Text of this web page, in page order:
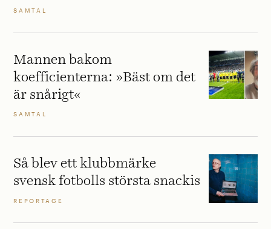
SAMTAL
Mannen bakom
koefficienterna: »Bäst om det
är snårigt«
SAMTAL
Så blev ett klubbmärke
svensk fotbolls största snackis
REPORTAGE